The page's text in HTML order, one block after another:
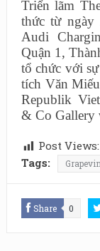
Triển lãm
thức từ ngày
Audi
Quận 1,
tổ chức với
tích Văn
Republik
& Co Gallery
Post Views:
Tags:
Share 0